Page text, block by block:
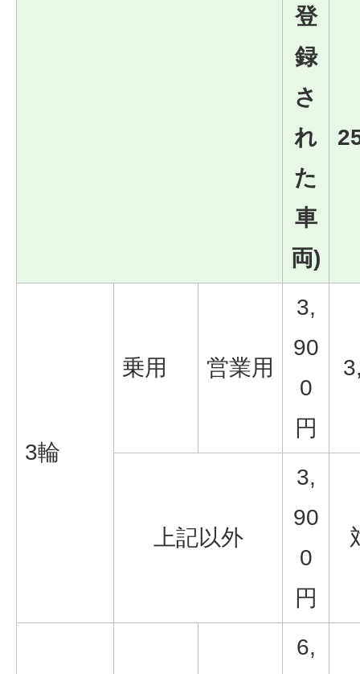
登
録
さ
れ
た
車
両)
3輪
乗用 営業用
3,
90
0
円
上記以外
3,
90
0
円
6,